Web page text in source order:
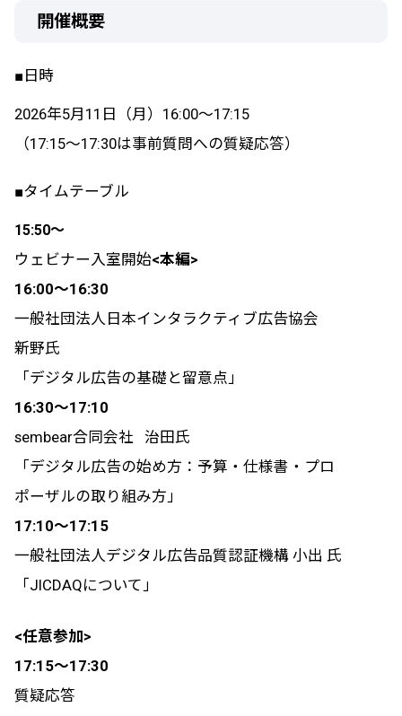
開催概要
■日時
2026年5月11日（月）16:00～17:15
（17:15～17:30は事前質問への質疑応答）
■タイムテーブル
15:50～
ウェビナー入室開始<本編>
16:00〜16:30
一般社団法人日本インタラクティブ広告協会
新野氏
「デジタル広告の基礎と留意点」
16:30〜17:10
sembear合同会社 治田氏
「デジタル広告の始め方：予算・仕様書・プロ
ポーザルの取り組み方」
17:10〜17:15
一般社団法人デジタル広告品質認証機構 小出 氏
「JICDAQについて」
<任意参加>
17:15〜17:30
質疑応答